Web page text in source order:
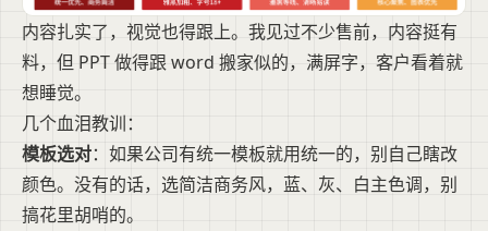
内容扎实了，视觉也得跟上。我见过不少售前，内容挺有
料，但 PPT 做得跟 word 搬家似的，满屏字，客户看着就
想睡觉。
几个血泪教训：
模板选对：如果公司有统一模板就用统一的，别自己瞎改
颜色。没有的话，选简洁商务风，蓝、灰、白主色调，别
搞花里胡哨的。